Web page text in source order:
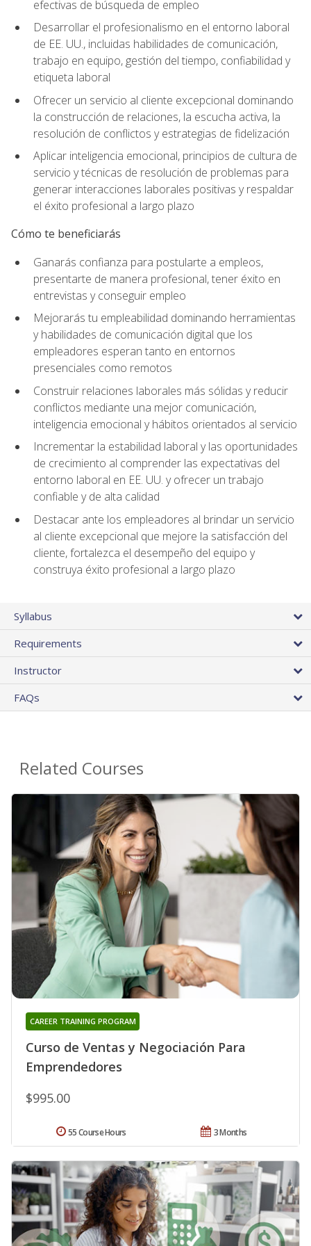
efectivas de búsqueda de empleo
Desarrollar el profesionalismo en el entorno laboral
de EE. UU., incluidas habilidades de comunicación,
trabajo en equipo, gestión del tiempo, confiabilidad y
etiqueta laboral
Ofrecer un servicio al cliente excepcional dominando
la construcción de relaciones, la escucha activa, la
resolución de conflictos y estrategias de fidelización
Aplicar inteligencia emocional, principios de cultura de
servicio y técnicas de resolución de problemas para
generar interacciones laborales positivas y respaldar
el éxito profesional a largo plazo
Cómo te beneficiarás
Ganarás confianza para postularte a empleos,
presentarte de manera profesional, tener éxito en
entrevistas y conseguir empleo
Mejorarás tu empleabilidad dominando herramientas
y habilidades de comunicación digital que los
empleadores esperan tanto en entornos
presenciales como remotos
Construir relaciones laborales más sólidas y reducir
conflictos mediante una mejor comunicación,
inteligencia emocional y hábitos orientados al servicio
Incrementar la estabilidad laboral y las oportunidades
de crecimiento al comprender las expectativas del
entorno laboral en EE. UU. y ofrecer un trabajo
confiable y de alta calidad
Destacar ante los empleadores al brindar un servicio
al cliente excepcional que mejore la satisfacción del
cliente, fortalezca el desempeño del equipo y
construya éxito profesional a largo plazo
Syllabus
Requirements
Instructor
FAQs
Related Courses
Curso de Ventas y Negociación Para
Emprendedores
CAREER TRAINING PROGRAM
$995.00
3 Months
55 Course Hours